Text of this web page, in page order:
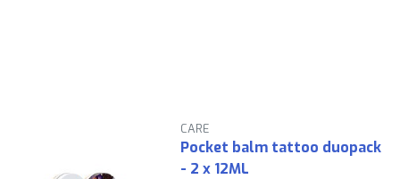
CARE
Pocket balm tattoo duopack
- 2 x 12ML